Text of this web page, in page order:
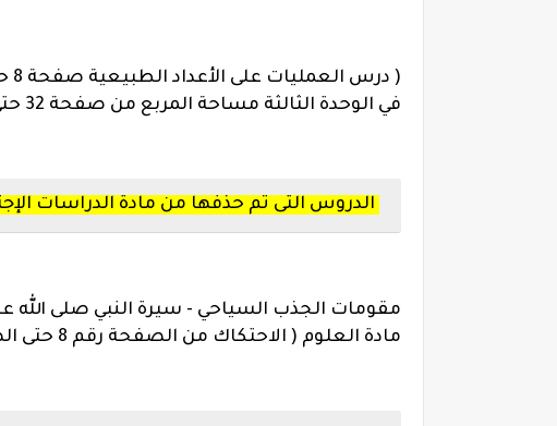
في الوحدة الثالثة مساحة المربع من صفحة 32 حتى نهاية كتاب الطالب )
الدروس التى تم حذفها من مادة الدراسات
مقومات الجذب السياحي - سيرة النبي صلى
مادة العلوم ( الاحتكاك من الصفحة رقم 8 حتى الصفحة رقم 19 )